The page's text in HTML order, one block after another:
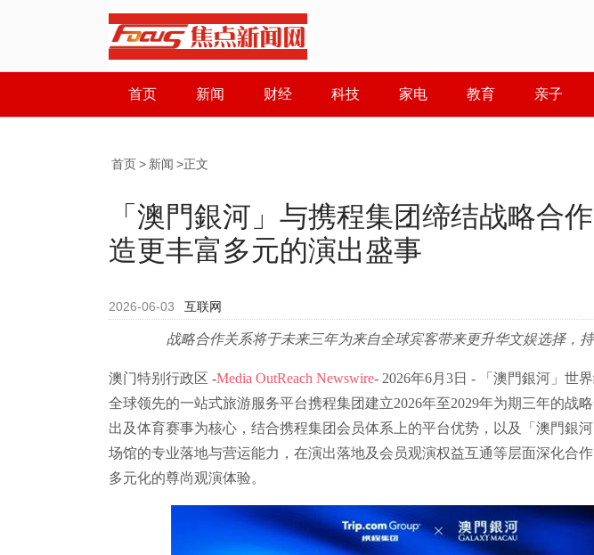
首页 新闻 财经 科技 家电 教育 亲子
首页> 新闻 >正文
「澳門銀河」与携程集团缔结战略合
造更丰富多元的演出盛事
2026-06-03 互联网
战略合作关系将于未来三年为来自全球宾客带来更升华文娱选择，
澳门特别行政区 -Media OutReach Newswire- 2026年6月3日 - 「澳門銀河」世
全球领先的一站式旅游服务平台携程集团建立2026年至2029年为期三年的战
出及体育赛事为核心，结合携程集团会员体系上的平台优势，以及「澳門銀
场馆的专业落地与营运能力，在演出落地及会员观演权益互通等层面深化合
多元化的尊尚观演体验。